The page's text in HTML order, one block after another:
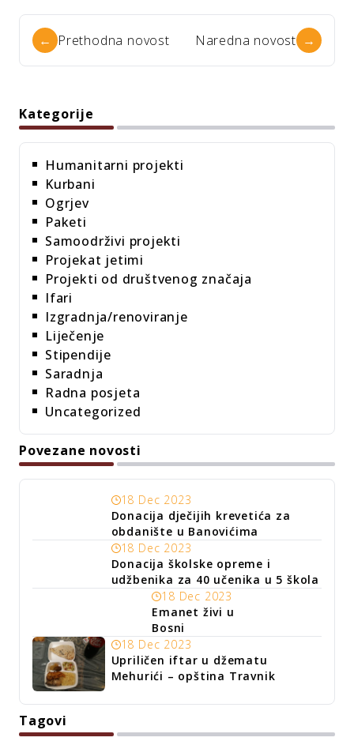
← Prethodna novost Naredna novost →
Kategorije
Humanitarni projekti
Kurbani
Ogrjev
Paketi
Samoodrživi projekti
Projekat jetimi
Projekti od društvenog značaja
Ifari
Izgradnja/renoviranje
Liječenje
Stipendije
Saradnja
Radna posjeta
Uncategorized
Povezane novosti
18 Dec 2023
Donacija dječijih krevetića za
obdanište u Banovićima
18 Dec 2023
Donacija školske opreme i
udžbenika za 40 učenika u 5 škola
18 Dec 2023
Emanet živi u
Bosni
18 Dec 2023
Upriličen iftar u džematu
Mehurići – opština Travnik
Tagovi